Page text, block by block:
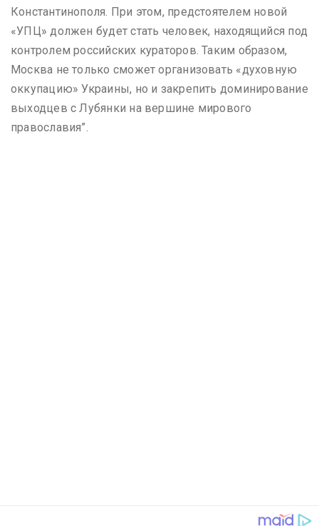
Константинополя. При этом, предстоятелем новой
«УПЦ» должен будет стать человек, находящийся под
контролем российских кураторов. Таким образом,
Москва не только сможет организовать «духовную
оккупацию» Украины, но и закрепить доминирование
выходцев с Лубянки на вершине мирового
православия”.